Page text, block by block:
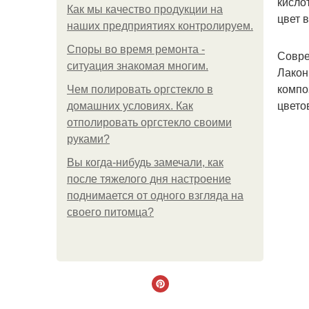
Как мы качество продукции на
наших предприятиях контролируем.
Споры во время ремонта -
ситуация знакомая многим.
Чем полировать оргстекло в
домашних условиях. Как
отполировать оргстекло своими
руками?
Вы когда-нибудь замечали, как
после тяжелого дня настроение
поднимается от одного взгляда на
своего питомца?
цвет